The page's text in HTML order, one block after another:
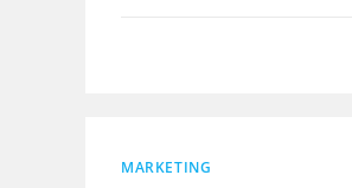
MARKETING